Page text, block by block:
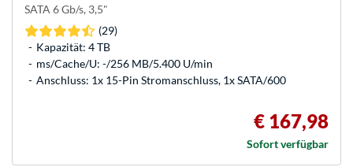
SATA 6 Gb/s, 3,5"
(29)
Kapazität: 4 TB
ms/Cache/U: -/256 MB/5.400 U/min
Anschluss: 1x 15-Pin Stromanschluss, 1x SATA/600
€ 167,98
Sofort verfügbar